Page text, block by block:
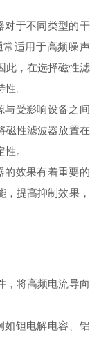
于不同类型的干
适用于高频噪声
此，在选择磁性滤
。
受影响设备之间
磁性滤波器放置在
。
效果有着重要的
提高抑制效果，
，将高频电流导向
钽电解电容、铝